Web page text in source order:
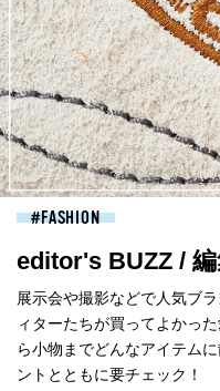
FASHION
editor's BUZZ /
展示会や撮影などで人気ブ
ィターたちが買ってよかっ
ら小物までどんなアイテム
ントとともに要チェック！